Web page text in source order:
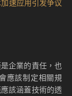
速应用引发争议
企業的責任，也
應該制定相關規
該涵蓋技術的透